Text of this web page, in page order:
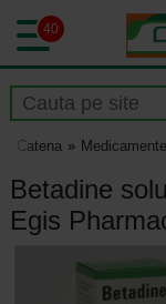
40
Catena Medicamente
Betadine
Egis